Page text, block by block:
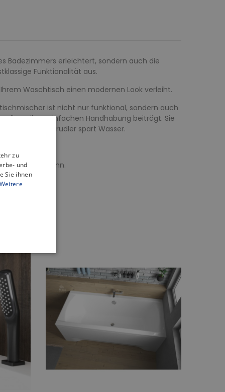
Badezimmers erleichtert, sondern auch die
Funktionalität aus.
Waschtisch einen modernen Look verleiht.
ist nicht nur funktional, sondern auch
die zu ihrer einfachen Handhabung beiträgt. Sie
Luftsprudler spart Wasser.
werden kann.
zu
und
Sie ihnen
Weitere